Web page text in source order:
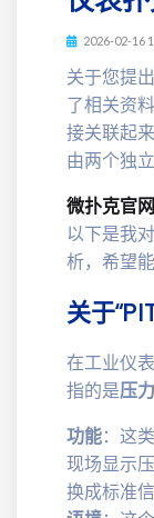
2026-02-16
关于您提
了相关资
接关联起
由两个独
微扑克官网
以下是我
析，希望
关于
在工业仪表
指的是压
功能：这
现场显示
换成标准